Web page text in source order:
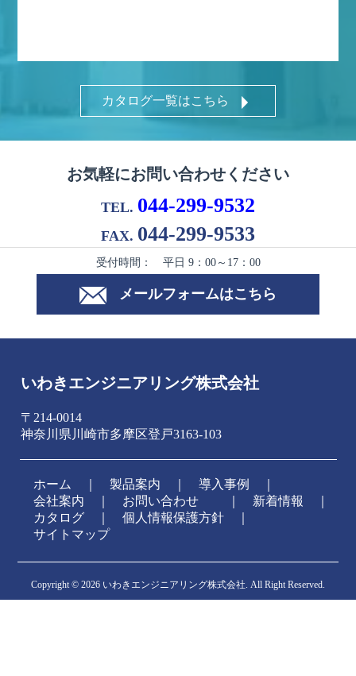
カタログ一覧はこちら
お気軽にお問い合わせください
TEL. 044-299-9532
FAX. 044-299-9533
受付時間： 平日 9：00～17：00
メールフォームはこちら
いわきエンジニアリング株式会社
〒214-0014
神奈川県川崎市多摩区登戸3163-103
ホーム 製品案内 導入事例
会社案内
お問い合わせ 新着情報
カタログ
個人情報保護方針
サイトマップ
Copyright © 2026 いわきエンジニアリング株式会社. All Right Reserved.